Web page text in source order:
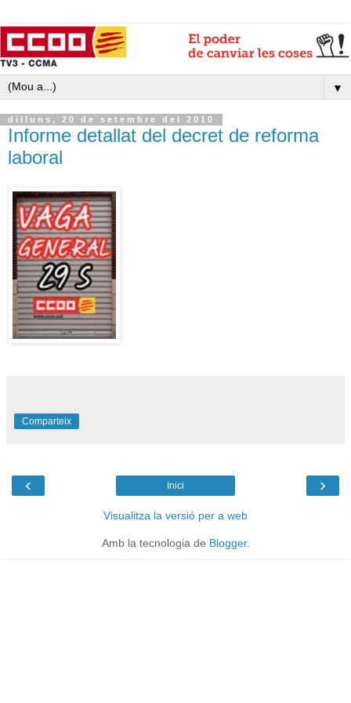
▼
dilluns, 20 de setembre del 2010
Informe detallat del decret de reforma
laboral
Comparteix
‹ ›
Inici
Visualitza la versió per a web
Amb la tecnologia de Blogger.